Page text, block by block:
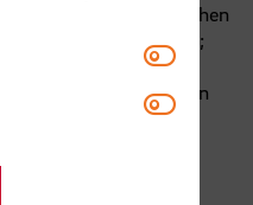
von Jugendlichen
des Isalm;
in
Bearbeitungsstrategien
Matomo
Youtube